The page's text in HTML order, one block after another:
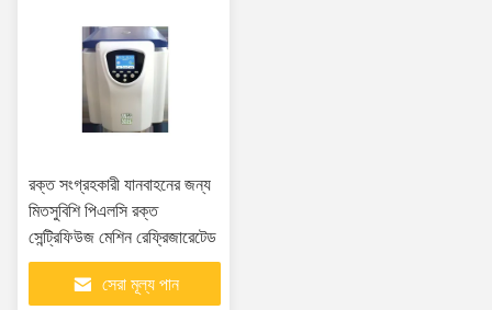
রক্ত সংগ্রহকারী যানবাহনের জন্য
মিতসুবিশি পিএলসি রক্ত ​​
সেন্ট্রিফিউজ মেশিন রেফ্রিজারেটেড
সেরা মূল্য পান